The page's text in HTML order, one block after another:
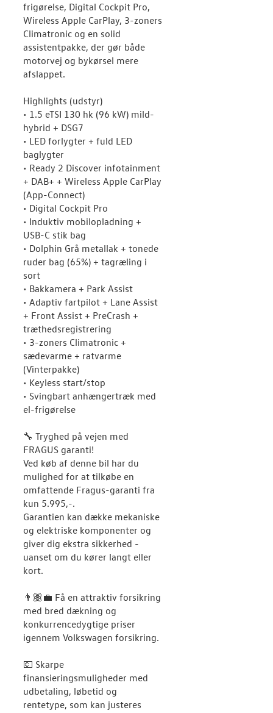
frigørelse, Digital Cockpit Pro,
Wireless Apple CarPlay, 3-zoners
Climatronic og en solid
assistentpakke, der gør både
motorvej og bykørsel mere
afslappet.
Highlights (udstyr)
• 1.5 eTSI 130 hk (96 kW) mild-
hybrid + DSG7
• LED forlygter + fuld LED
baglygter
• Ready 2 Discover infotainment
+ DAB+ + Wireless Apple CarPlay
(App-Connect)
• Digital Cockpit Pro
• Induktiv mobilopladning +
USB-C stik bag
• Dolphin Grå metallak + tonede
ruder bag (65%) + tagræling i
sort
• Bakkamera + Park Assist
• Adaptiv fartpilot + Lane Assist
+ Front Assist + PreCrash +
træthedsregistrering
• 3-zoners Climatronic +
sædevarme + ratvarme
(Vinterpakke)
• Keyless start/stop
• Svingbart anhængertræk med
el-frigørelse
🔧 Tryghed på vejen med
FRAGUS garanti!
Ved køb af denne bil har du
mulighed for at tilkøbe en
omfattende Fragus-garanti fra
kun 5.995,-.
Garantien kan dække mekaniske
og elektriske komponenter og
giver dig ekstra sikkerhed -
uanset om du kører langt eller
kort.
👨🏽‍💼 Få en attraktiv forsikring
med bred dækning og
konkurrencedygtige priser
igennem Volkswagen forsikring.
💶 Skarpe
finansieringsmuligheder med
udbetaling, løbetid og
rentetype, som kan justeres